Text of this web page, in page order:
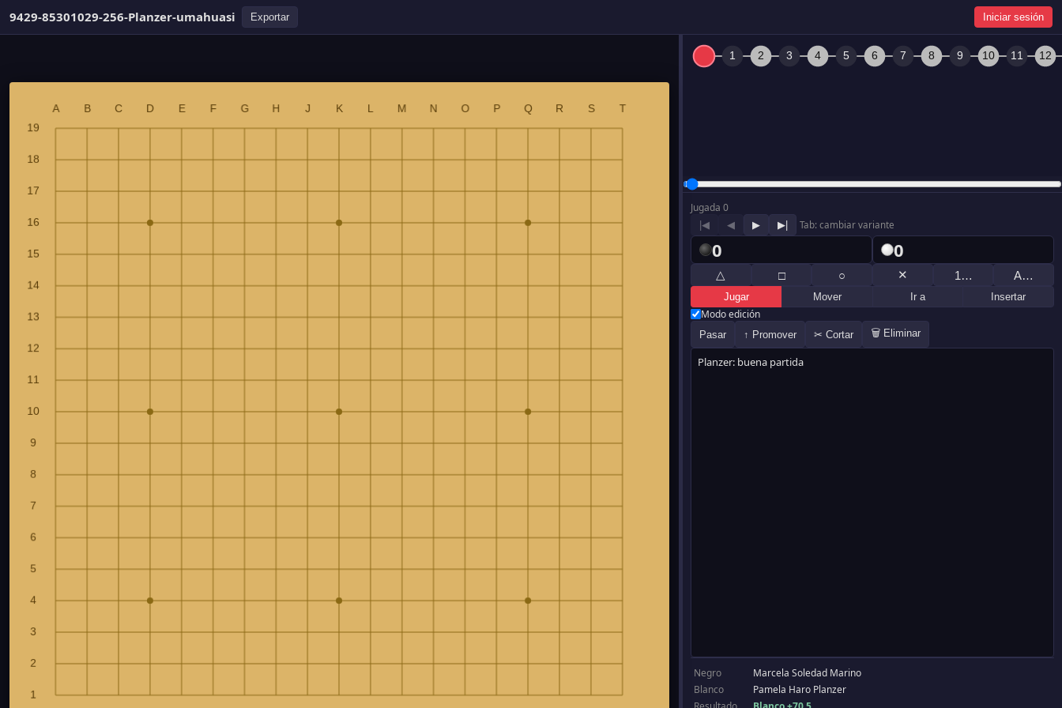
9429-85301029-256-Planzer-umahuasi Exportar Iniciar sesión
Jugada 0
|◀ ◀ ▶ ▶| Tab: cambiar variante
0 0
△ □ ○ ✕ 1… A…
Jugar Mover Ir a Insertar
Modo edición
Pasar ↑ Promover ✂ Cortar 🗑 Eliminar
Negro
Marcela Soledad Marino
Blanco
Pamela Haro Planzer